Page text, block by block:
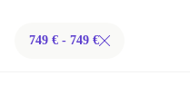
749 € - 749 €